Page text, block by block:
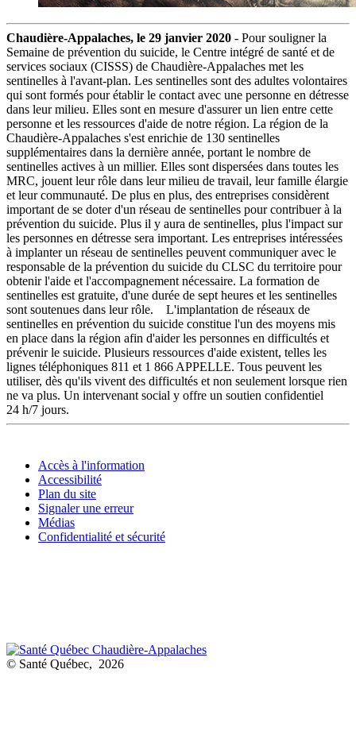
Chaudière-Appalaches, le 29 janvier 2020 - Pour souligner la
Semaine de prévention du suicide, le Centre intégré de santé et de
services sociaux (CISSS) de Chaudière-Appalaches met les
sentinelles à l'avant-plan. Les sentinelles sont des adultes volontaires
qui sont formés pour établir le contact avec une personne en détresse
dans leur milieu. Elles sont en mesure d'assurer un lien entre cette
personne et les ressources d'aide de notre région. La région de la
Chaudière-Appalaches s'est enrichie de 130 sentinelles
supplémentaires dans la dernière année, portant le nombre de
sentinelles actives à un millier. Elles sont dispersées dans toutes les
MRC, jouent leur rôle dans leur milieu de travail, leur famille élargie
et leur communauté. De plus en plus, des entreprises considèrent
important de se doter d'un réseau de sentinelles pour contribuer à la
prévention du suicide. Plus il y aura de sentinelles, plus l'impact sur
les personnes en détresse sera important. Les entreprises intéressées
à implanter un réseau de sentinelles peuvent communiquer avec le
responsable de la prévention du suicide du CLSC du territoire pour
obtenir l'aide et l'accompagnement nécessaire. La formation de
sentinelles est gratuite, d'une durée de sept heures et les sentinelles
sont soutenues dans leur rôle. L'implantation de réseaux de
sentinelles en prévention du suicide constitue l'un des moyens mis
en place dans la région afin d'aider les personnes en difficultés et
prévenir le suicide. Plusieurs ressources d'aide existent, telles les
lignes téléphoniques 811 et 1 866 APPELLE. Tous peuvent les
utiliser, dès qu'ils vivent des difficultés et non seulement lorsque rien
ne va plus. Un intervenant social y offre un soutien confidentiel
24 h/7 jours.
Accès à l'information
Accessibilité
Plan du site
Signaler une erreur
Médias
Confidentialité et sécurité
© Santé Québec, 2026